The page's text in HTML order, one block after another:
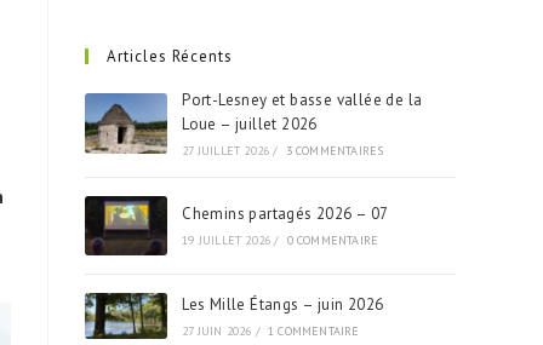
Articles Récents
Port-Lesney et basse vallée de la
Loue – juillet 2026
27 JUILLET 2026 / 3 COMMENTAIRES
Chemins partagés 2026 – 07
19 JUILLET 2026 / 0 COMMENTAIRE
Les Mille Étangs – juin 2026
27 JUIN 2026 / 1 COMMENTAIRE